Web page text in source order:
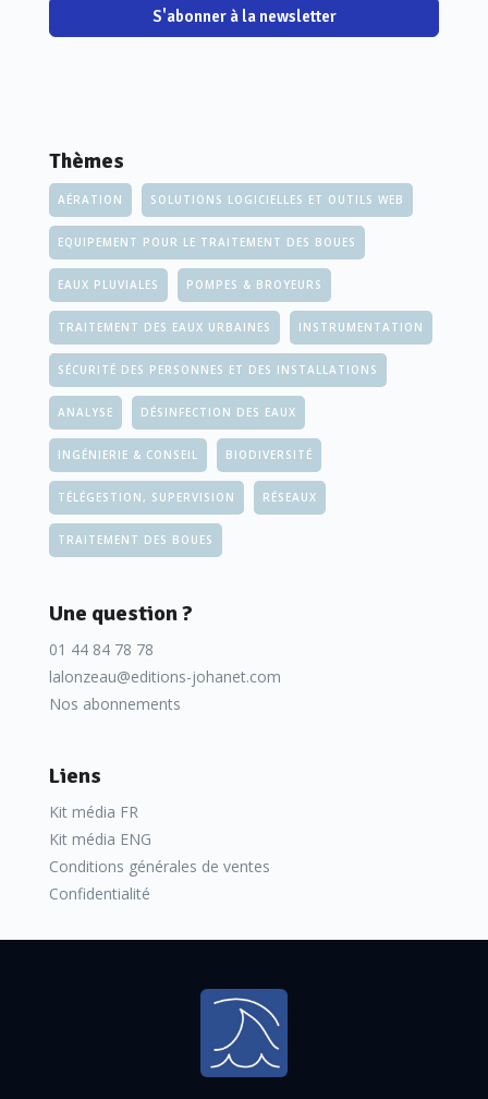
S'abonner à la newsletter
Thèmes
AÉRATION SOLUTIONS LOGICIELLES ET OUTILS WEB
EQUIPEMENT POUR LE TRAITEMENT DES BOUES
EAUX PLUVIALES POMPES & BROYEURS
TRAITEMENT DES EAUX URBAINES INSTRUMENTATION
SÉCURITÉ DES PERSONNES ET DES INSTALLATIONS
ANALYSE DÉSINFECTION DES EAUX
INGÉNIERIE & CONSEIL BIODIVERSITÉ
TÉLÉGESTION, SUPERVISION RÉSEAUX
TRAITEMENT DES BOUES
Une question ?
01 44 84 78 78
lalonzeau@editions-johanet.com
Nos abonnements
Liens
Kit média FR
Kit média ENG
Conditions générales de ventes
Confidentialité